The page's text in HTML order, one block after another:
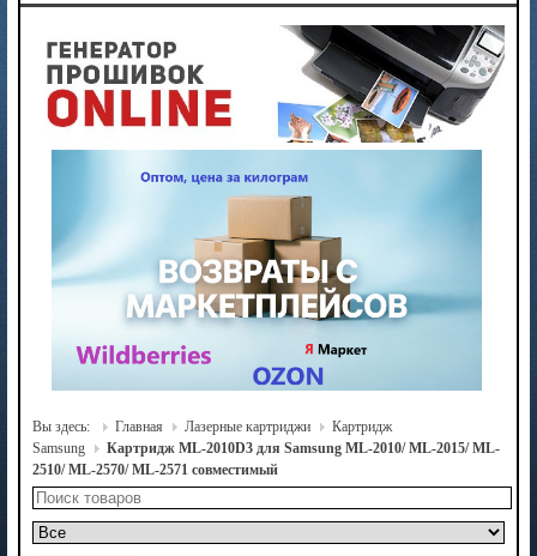
Вы здесь: Главная Лазерные картриджи
Картридж
Samsung
Картридж ML-2010D3 для Samsung ML-2010/ ML-2015/ ML-
2510/ ML-2570/ ML-2571 совместимый